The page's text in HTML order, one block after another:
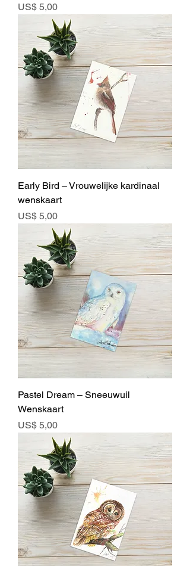
Prijs
US$ 5,00
Early Bird – Vrouwelijke kardinaal
wenskaart
Prijs
US$ 5,00
Pastel Dream – Sneeuwuil
Wenskaart
Prijs
US$ 5,00